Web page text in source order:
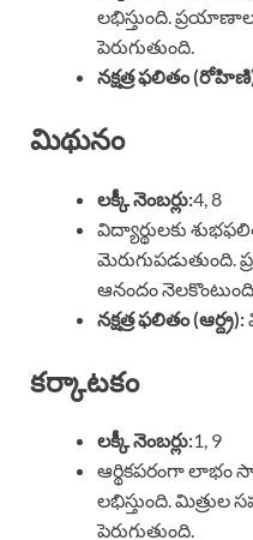
లభిస్తుంది.
పెరుగుతుంది.
నక్షత్ర ఫలితం
మిథునం
లక్కీ నెంబర్లు:4, 8
విద్యార్థులకు
మెరుగుపడుతుంది.
ఆనందం
నక్షత్ర ఫలితం (ఆర్ద్ర):
కర్కాటకం
లక్కీ నెంబర్లు:1, 9
ఆర్థికపరంగా లాభం
లభిస్తుంది. మిత్రుల
పెరుగుతుంది.